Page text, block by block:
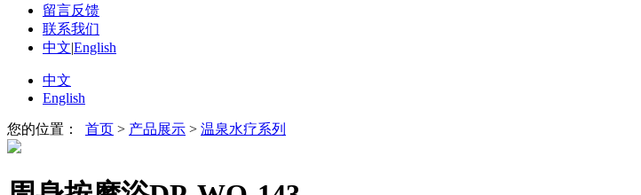
留言反馈
联系我们
中文|English
中文
English
您的位置： 首页 > 产品展示 > 温泉水疗系列